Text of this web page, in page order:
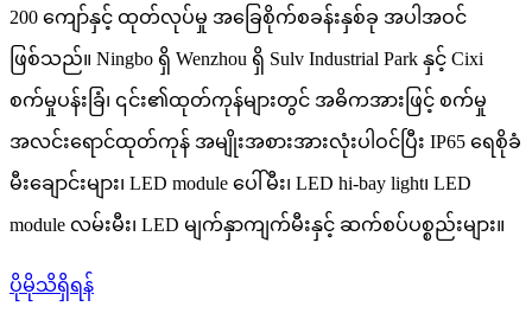
200 ကျော်နှင့် ထုတ်လုပ်မှု အခြေစိုက်စခန်းနှစ်ခု အပါအဝင်
ဖြစ်သည်။ Ningbo ရှိ Wenzhou ရှိ Sulv Industrial Park နှင့် Cixi
စက်မှုပန်းခြံ၊ ၎င်း၏ထုတ်ကုန်များတွင် အဓိကအားဖြင့် စက်မှု
အလင်းရောင်ထုတ်ကုန် အမျိုးအစားအားလုံးပါဝင်ပြီး IP65 ရေစိုခံ
မီးချောင်းများ၊ LED module ပေါ်မီး၊ LED hi-bay light၊ LED
module လမ်းမီး၊ LED မျက်နှာကျက်မီးနှင့် ဆက်စပ်ပစ္စည်းများ။
ပိုမိုသိရှိရန်